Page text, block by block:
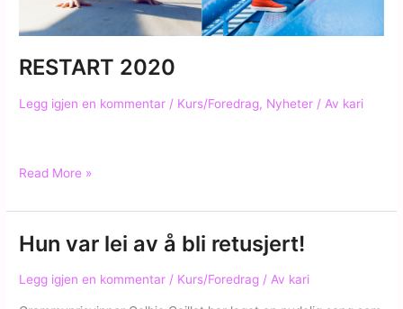
RESTART 2020
Legg igjen en kommentar / Kurs/Foredrag, Nyheter / Av kari
RESTART
Read More »
Hun var lei av å bli retusjert!
Legg igjen en kommentar / Kurs/Foredrag / Av kari